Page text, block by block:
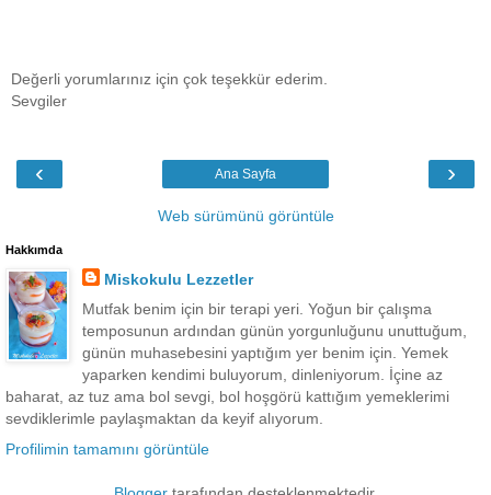
Değerli yorumlarınız için çok teşekkür ederim.
Sevgiler
‹ ›
Ana Sayfa
Web sürümünü görüntüle
Hakkımda
Miskokulu Lezzetler
Mutfak benim için bir terapi yeri. Yoğun bir çalışma
temposunun ardından günün yorgunluğunu unuttuğum,
günün muhasebesini yaptığım yer benim için. Yemek
yaparken kendimi buluyorum, dinleniyorum. İçine az
baharat, az tuz ama bol sevgi, bol hoşgörü kattığım yemeklerimi
sevdiklerimle paylaşmaktan da keyif alıyorum.
Profilimin tamamını görüntüle